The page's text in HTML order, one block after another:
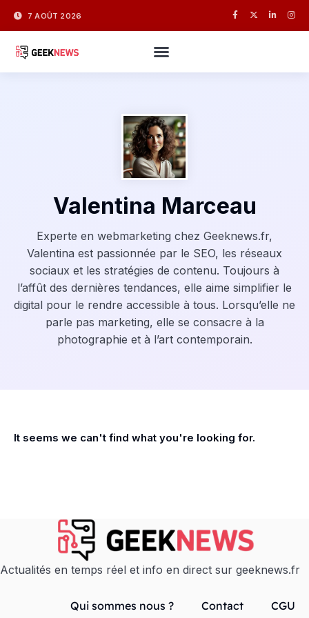
7 AOÛT 2026
Valentina Marceau
Experte en webmarketing chez Geeknews.fr,
Valentina est passionnée par le SEO, les réseaux
sociaux et les stratégies de contenu. Toujours à
l’affût des dernières tendances, elle aime simplifier le
digital pour le rendre accessible à tous. Lorsqu’elle ne
parle pas marketing, elle se consacre à la
photographie et à l’art contemporain.
It seems we can't find what you're looking for.
Actualités en temps réel et info en direct sur geeknews.fr
Qui sommes nous ? Contact CGU